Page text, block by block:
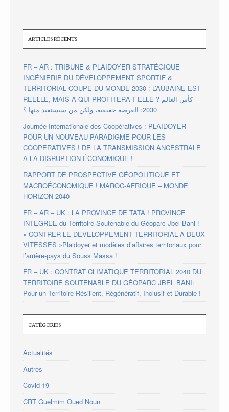
ARTICLES RÉCENTS
FR – AR : TRIBUNE & PLAIDOYER STRATÉGIQUE
INGÉNIERIE DU DÉVELOPPEMENT SPORTIF &
TERRITORIAL COUPE DU MONDE 2030 : L’AUBAINE EST
REELLE, MAIS A QUI PROFITERA-T-ELLE ? كأس العالم
2030: الفرصة حقيقية، ولكن من سيستفيد منها ؟
Journée Internationale des Coopératives : PLAIDOYER
POUR UN NOUVEAU PARADIGME POUR LES
COOPERATIVES ! DE LA TRANSMISSION ANCESTRALE
A LA DISRUPTION ÉCONOMIQUE !
RAPPORT DE PROSPECTIVE GÉOPOLITIQUE ET
MACROÉCONOMIQUE ! MAROC-AFRIQUE – MONDE
HORIZON 2040
FR – AR – UK : LA PROVINCE DE TATA ! PROVINCE
INTEGREE du Territoire Soutenable du Géoparc Jbel Bani !
« CONTRER LE DEVELOPPEMENT TERRITORIAL A DEUX
VITESSES »Plaidoyer et modèles d’affaires territoriaux pour
l’arrière-pays du Souss Massa !
FR – UK : CONTRAT CLIMATIQUE TERRITORIAL 2040 DU
TERRITOIRE SOUTENABLE DU GÉOPARC JBEL BANI:
Pour un Territoire Résilient, Régénératif, Inclusif et Durable !
CATÉGORIES
Actualités
Autres
Covid-19
CRT Guelmim Oued Noun